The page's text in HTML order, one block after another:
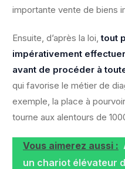
importante vente de biens
Ensuite, d’après la loi,tout
impérativement
avant de procéder à
qui favorise le métier de
exemple, la place à
tourne aux alentours de
Vous aimerez aussi :
un chariot élévateur